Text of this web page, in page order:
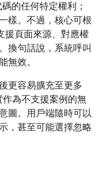
的任何特定權利；
樣。不過，核心可根
援頁面來源、對應權
換句話說，系統呼叫
無效。
更容易擴充至更多
為不支援案例的無
圖。用戶端隨時可以
，甚至可能選擇忽略